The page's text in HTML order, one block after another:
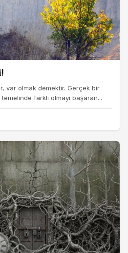
var olmak demektir. Gerçek bir
farklı olmayı başaran...